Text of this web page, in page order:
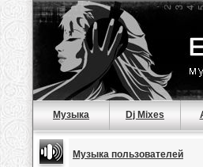
Музыка Dj Mixes
Музыка пользователей